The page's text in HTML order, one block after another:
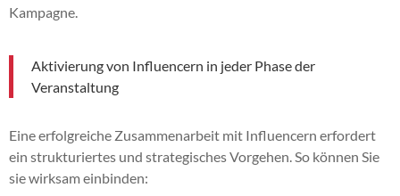
Kampagne.
Aktivierung von Influencern in jeder Phase der
Veranstaltung
Eine erfolgreiche Zusammenarbeit mit Influencern erfordert
ein strukturiertes und strategisches Vorgehen. So können Sie
sie wirksam einbinden: